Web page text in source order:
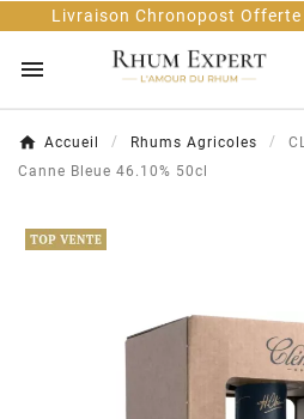
Chronopost Offerte dès

Accueil Rhums Agricoles
Canne Bleue 46.10% 50cl